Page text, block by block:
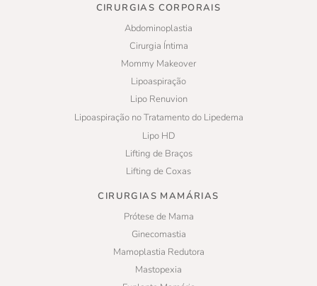
CIRURGIAS CORPORAIS
Abdominoplastia
Cirurgia Íntima
Mommy Makeover
Lipoaspiração
Lipo Renuvion
Lipoaspiração no Tratamento do Lipedema
Lipo HD
Lifting de Braços
Lifting de Coxas
CIRURGIAS MAMÁRIAS
Prótese de Mama
Ginecomastia
Mamoplastia Redutora
Mastopexia